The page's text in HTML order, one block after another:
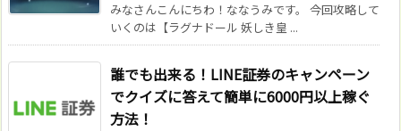
みなさんこんにちわ！ななうみです。 今回攻略して
いくのは【ラグナドール 妖しき皇 ...
誰でも出来る！LINE証券のキャンペーン
でクイズに答えて簡単に6000円以上稼ぐ
方法！